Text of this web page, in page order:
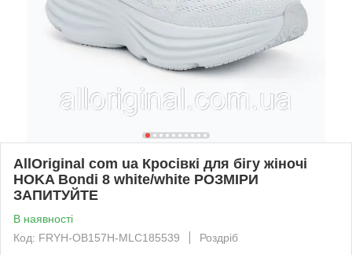
AllOriginal com ua Кросівкі для бігу жіночі
HOKA Bondi 8 white/white РОЗМІРИ
ЗАПИТУЙТЕ
В наявності
Код: FRYH-OB157H-MLC185539
Роздріб